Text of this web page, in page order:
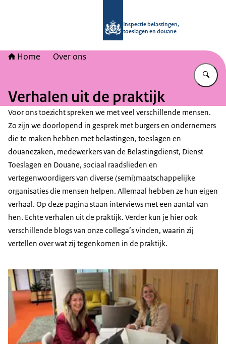
Inspectie belastingen,
toeslagen en douane
Home Over ons
Verhalen uit de praktijk
Voor ons toezicht spreken we met veel verschillende mensen.
Zo zijn we doorlopend in gesprek met burgers en ondernemers
die te maken hebben met belastingen, toeslagen en
douanezaken, medewerkers van de Belastingdienst, Dienst
Toeslagen en Douane, sociaal raadslieden en
vertegenwoordigers van diverse (semi)maatschappelijke
organisaties die mensen helpen. Allemaal hebben ze hun eigen
verhaal. Op deze pagina staan interviews met een aantal van
hen. Echte verhalen uit de praktijk. Verder kun je hier ook
verschillende blogs van onze collega’s vinden, waarin zij
vertellen over wat zij tegenkomen in de praktijk.